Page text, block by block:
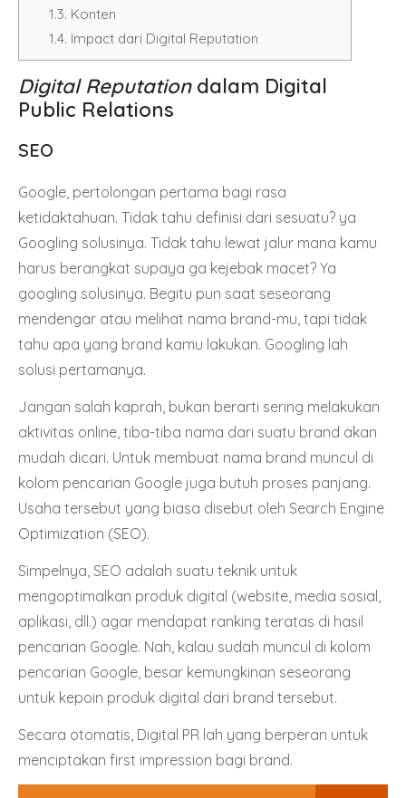
1.3. Konten
1.4. Impact dari Digital Reputation
Digital Reputationdalam Digital
Public Relations
SEO
Google, pertolongan pertama bagi rasa
ketidaktahuan. Tidak tahu definisi dari sesuatu? ya
Googling solusinya. Tidak tahu lewat jalur mana kamu
harus berangkat supaya ga kejebak macet? Ya
googling solusinya. Begitu pun saat seseorang
mendengar atau melihat nama brand-mu, tapi tidak
tahu apa yang brand kamu lakukan. Googling lah
solusi pertamanya.
Jangan salah kaprah, bukan berarti sering melakukan
aktivitas online, tiba-tiba nama dari suatu brand akan
mudah dicari. Untuk membuat nama brand muncul di
kolom pencarian Google juga butuh proses panjang.
Usaha tersebut yang biasa disebut oleh Search Engine
Optimization (SEO).
Simpelnya, SEO adalah suatu teknik untuk
mengoptimalkan produk digital (website, media sosial,
aplikasi, dll.) agar mendapat ranking teratas di hasil
pencarian Google. Nah, kalau sudah muncul di kolom
pencarian Google, besar kemungkinan seseorang
untuk kepoin produk digital dari brand tersebut.
Secara otomatis, Digital PR lah yang berperan untuk
menciptakan first impression bagi brand.